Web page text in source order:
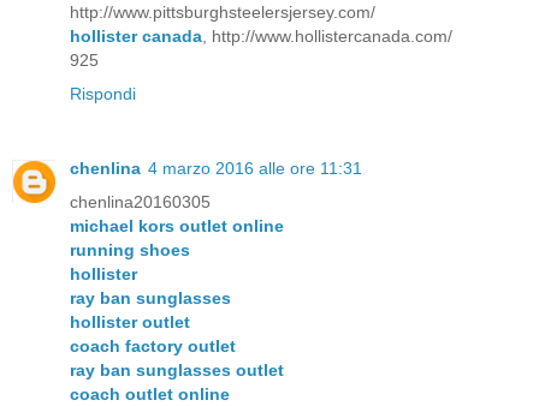
http://www.pittsburghsteelersjersey.com/
hollister canada , http://www.hollistercanada.com/
925
Rispondi
chenlina 4 marzo 2016 alle ore 11:31
chenlina20160305
michael kors outlet online
running shoes
hollister
ray ban sunglasses
hollister outlet
coach factory outlet
ray ban sunglasses outlet
coach outlet online